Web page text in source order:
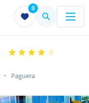
0
Menu Menu
Paguera